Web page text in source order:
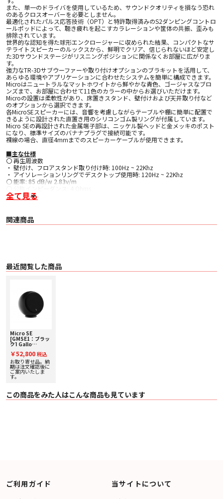
また、単一のドライバを使用しているため、サウンドクオリティを損なう恐れ
のあるクロスオーバーを必要としません。
最適化されたパルス応答技術（OPT）と特許取得済みのS2ダンピングコントロ
ールポッドによって、聴き疲れを起こすカラレーションや筐体の共振、歪みも
排除されています。
世界的な認知を得た球形エンクロージャーに収められた結果、コンパクトなサ
テライトスピーカーのルックスから、鮮明でクリア、信じられないほど安定し
た3Dサウンドステージがリスニングポジションに関係なくお部屋に広がりま
す。
強力なTR-3Dサブウーファーや取り付けオプションのブラキットを活用して、
あらゆる環境やアプリケーションに合わせたシステムを簡単に構成できます。
Microはニュートラルなマットホワイトから鮮やかな青色、ゴージャスなブロ
ンズまで、お部屋に合わせて11色のカラーの中からお選びいただけます。
Microの設置は柔軟性があり、床置きスタンド、壁付けおよび天井取り付など
のオプションから選択できます。
各MicroSEスピーカーには、音響を考慮しながらテーブルや棚に簡単に配置で
きるように設計された直置き用のシリコンゴム製リングが付属しています。
Micro SEの再設計された金属端子部は、ニッケル製ヘッドと金メッキのポスト
になり、標準サイズのバナナプラグで接続可能です。
裸線の場合、直径4mmまでのスピーカーケーブルが使用できます。
■主な仕様
〇 再生周波数
・ 壁付け、フロアスタンド取り付け時: 100Hz ~ 22Khz
・ アイソレーションリングでデスクトップ使用時: 120Hz ~ 22Khz
〇 能率: 85 dB/w 2.83v/m
〇 最大入力 : 60 W (80-120Hz低域カット時：125 W)
〇 フロアスタンド取り付け時の高さ: 91.5 cm
〇 クロスオーバー: なし
〇 サイズ: 102mmφ
全て見る
関連商品
最近閲覧した商品
Micro SE
[GMSE1：ブラッ
ク] Gallo
ロアコースティッ
クス] 単品スピー
カー
￥52,800 税込
お取り寄せ品。納
期は注文確認後に
ご案内いたしま
す。
この商品をみた人はこんな商品も見ています
ご利用ガイド 当サイトについて